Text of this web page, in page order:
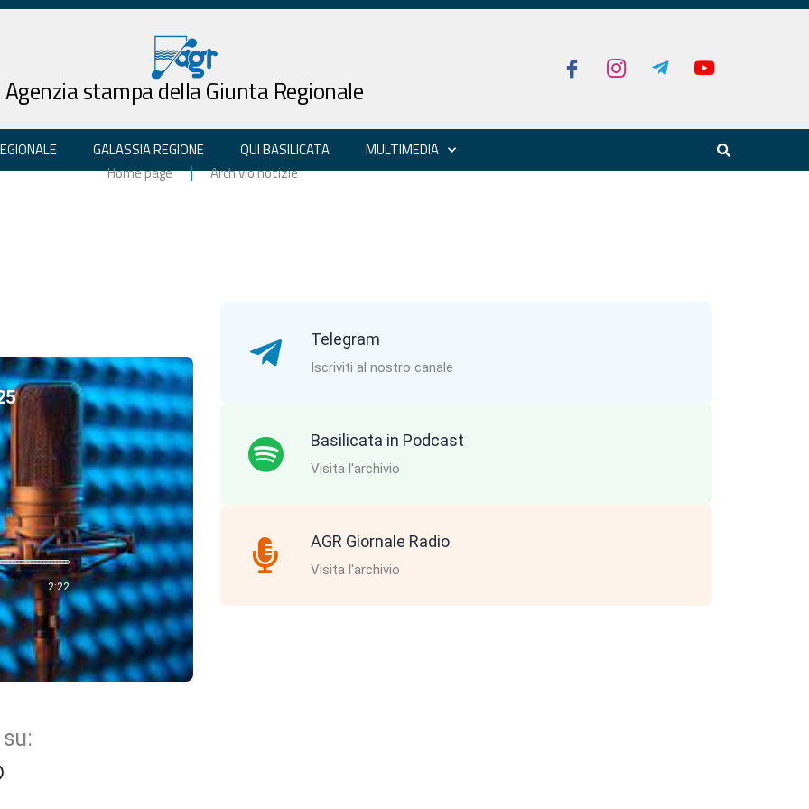
Agenzia stampa della Giunta Regionale
GALASSIA REGIONE QUI BASILICATA
MULTIMEDIA
Home page
Archivio notizie
2:22
Telegram
Iscriviti al nostro canale
Basilicata in Podcast
Visita l'archivio
AGR Giornale Radio
Visita l'archivio